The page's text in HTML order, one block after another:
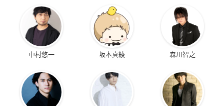
中村悠一 坂本真綾 森川智之